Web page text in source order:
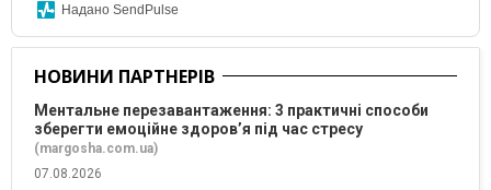
Надано SendPulse
НОВИНИ ПАРТНЕРІВ
Ментальне перезавантаження: 3 практичні способи
зберегти емоційне здоров’я під час стресу
(margosha.com.ua)
07.08.2026